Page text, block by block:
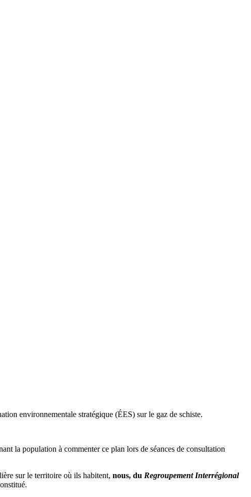
environnementale stratégique (ÉES) sur le gaz de schiste.
la population à commenter ce plan lors de séances de consultation
sur le territoire où ils habitent, nous, du Regroupement Interrégional